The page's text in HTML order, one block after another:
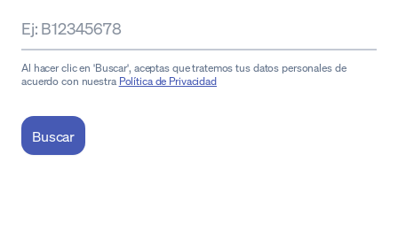
Al hacer clic en 'Buscar', aceptas que tratemos tus datos personales de
acuerdo con nuestra Política de Privacidad
Buscar